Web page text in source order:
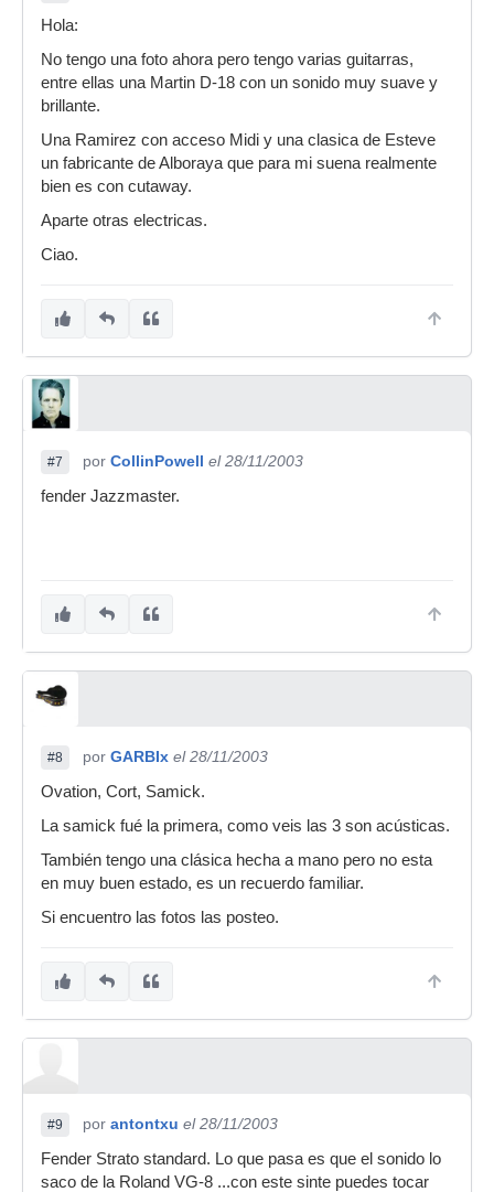
Hola:
No tengo una foto ahora pero tengo varias guitarras,
entre ellas una Martin D-18 con un sonido muy suave y
brillante.
Una Ramirez con acceso Midi y una clasica de Esteve
un fabricante de Alboraya que para mi suena realmente
bien es con cutaway.
Aparte otras electricas.
Ciao.
#7 por CollinPowell el 28/11/2003
fender Jazzmaster.
#8 por GARBIx el 28/11/2003
Ovation, Cort, Samick.
La samick fué la primera, como veis las 3 son acústicas.
También tengo una clásica hecha a mano pero no esta
en muy buen estado, es un recuerdo familiar.
Si encuentro las fotos las posteo.
#9 por antontxu el 28/11/2003
Fender Strato standard. Lo que pasa es que el sonido lo
saco de la Roland VG-8 ...con este sinte puedes tocar